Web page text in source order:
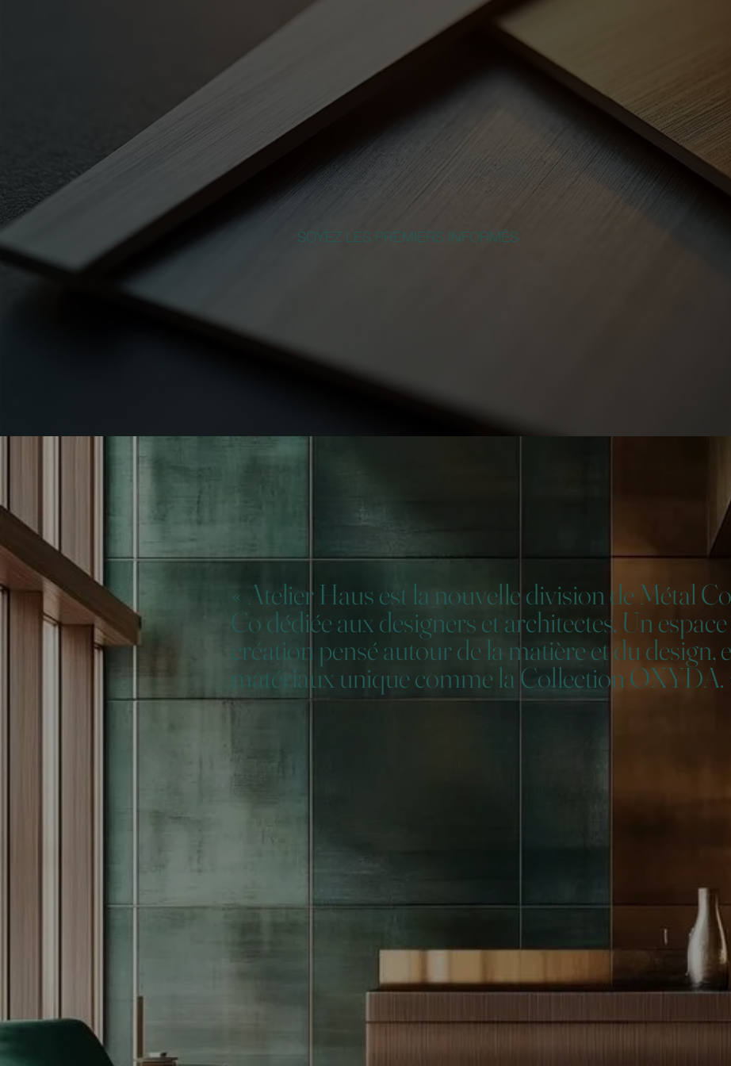
SOYEZ LES PREMIERS INFORMÉS
« Atelier Haus est la nouvelle division de Métal
Co dédiée aux designers et architectes. Un
création pensé autour de la matière et du design,
matériaux unique comme la Collection OXYDA.